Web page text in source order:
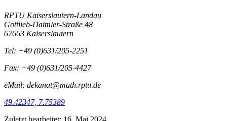
RPTU Kaiserslautern-Landau
Gottlieb-Daimler-Straße 48
67663 Kaiserslautern
Tel: +49 (0)631/205-2251
Fax: +49 (0)631/205-4427
eMail: dekanat@math.rptu.de
49.42347, 7.75389